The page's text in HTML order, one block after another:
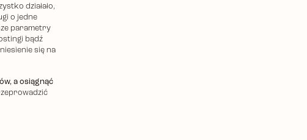
działało,
o jedne
parametry
bądź
się na
a osiągnąć